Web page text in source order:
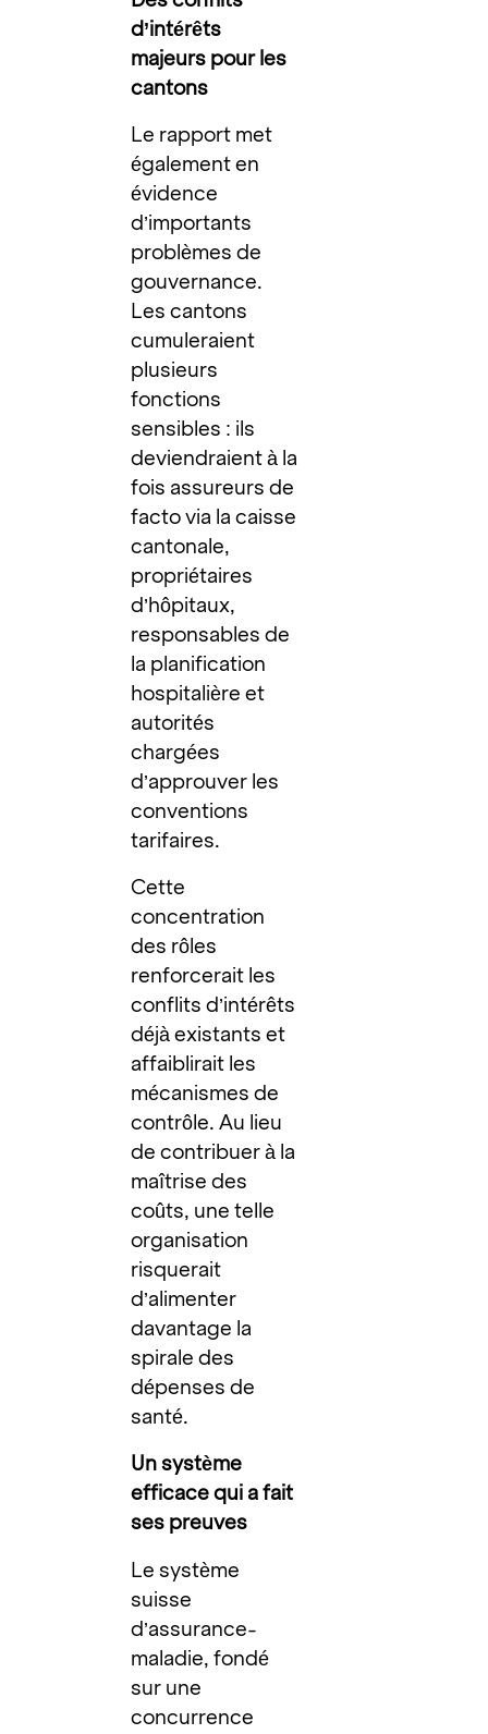
d’intérêts
majeurs pour les
cantons
Le rapport met
également en
évidence
d’importants
problèmes de
gouvernance.
Les cantons
cumuleraient
plusieurs
fonctions
sensibles : ils
deviendraient à la
fois assureurs de
facto via la caisse
cantonale,
propriétaires
d’hôpitaux,
responsables de
la planification
hospitalière et
autorités
chargées
d’approuver les
conventions
tarifaires.
Cette
concentration
des rôles
renforcerait les
conflits d’intérêts
déjà existants et
affaiblirait les
mécanismes de
contrôle. Au lieu
de contribuer à la
maîtrise des
coûts, une telle
organisation
risquerait
d’alimenter
davantage la
spirale des
dépenses de
santé.
Un système
efficace qui a fait
ses preuves
Le système
suisse
d’assurance-
maladie, fondé
sur une
concurrence